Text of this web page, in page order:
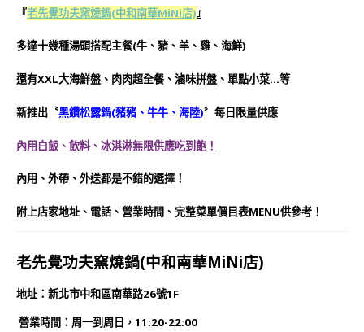
『老先覺功夫窯燒鍋(中和南華MiNi店) 』
多達十幾種湯頭搭配主餐(牛、豬、羊、雞、海鮮)
還有XXL大海鮮盤、肉肉超全餐、滷味拼盤、單點小菜…等
新推出〝黑鑽松露鍋(豬豬、牛牛、海陸)〞每日限量供應
內用白飯、飲料、冰淇淋無限供應吃到飽！
內用、外帶、外送都是不錯的選擇！
附上店家地址、電話、營業時間、完整菜單價目表MENU供參考！
老先覺功夫窯燒鍋(中和南華MiNi店)
地址：新北市中和區南華路26號1F
營業時間 ： 周一到周日，11:20-22:00